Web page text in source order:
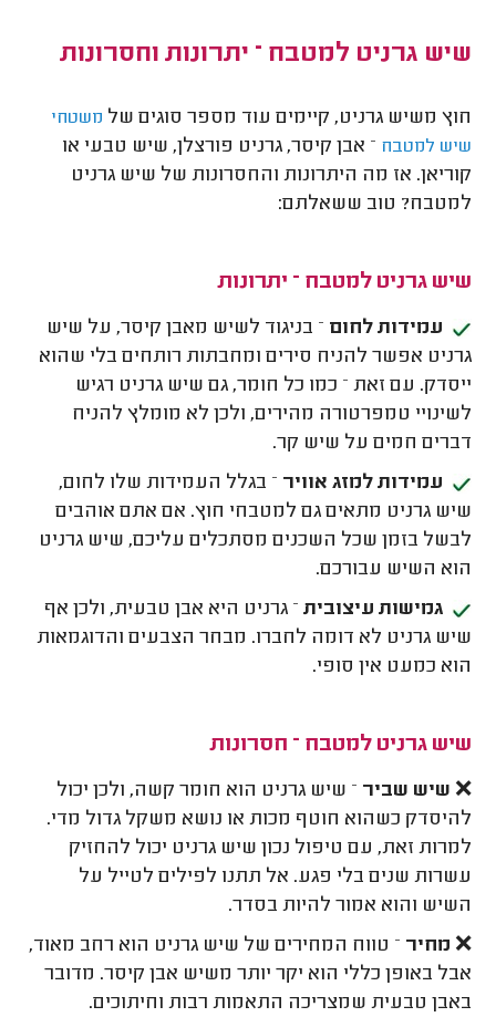
שיש גרניט למטבח – יתרונות וחסרונות
חוץ משיש גרניט, קיימים עוד מספר סוגים של משטחי
שיש למטבח – אבן קיסר, גרניט פורצלן, שיש טבעי או
קוריאן. אז מה היתרונות והחסרונות של שיש גרניט
למטבח? טוב ששאלתם:
שיש גרניט למטבח – יתרונות
עמידות לחום – בניגוד לשיש מאבן קיסר, על שיש
גרניט אפשר להניח סירים ומחבתות רותחים בלי שהוא
ייסדק. עם זאת – כמו כל חומר, גם שיש גרניט רגיש
לשינויי טמפרטורה מהירים, ולכן לא מומלץ להניח
דברים חמים על שיש קר.
עמידות למזג אוויר – בגלל העמידות שלו לחום,
שיש גרניט מתאים גם למטבחי חוץ. אם אתם אוהבים
לבשל בזמן שכל השכנים מסתכלים עליכם, שיש גרניט
הוא השיש עבורכם.
גמישות עיצובית – גרניט היא אבן טבעית, ולכן אף
שיש גרניט לא דומה לחברו. מבחר הצבעים והדוגמאות
הוא כמעט אין סופי.
שיש גרניט למטבח – חסרונות
❌ שיש שביר – שיש גרניט הוא חומר קשה, ולכן יכול
להיסדק כשהוא חוטף מכות או נושא משקל גדול מדי.
למרות זאת, עם טיפול נכון שיש גרניט יכול להחזיק
עשרות שנים בלי פגע. אל תתנו לפילים לטייל על
השיש והוא אמור להיות בסדר.
❌ מחיר – טווח המחירים של שיש גרניט הוא רחב מאוד,
אבל באופן כללי הוא יקר יותר משיש אבן קיסר. מדובר
באבן טבעית שמצריכה התאמות רבות וחיתוכים.